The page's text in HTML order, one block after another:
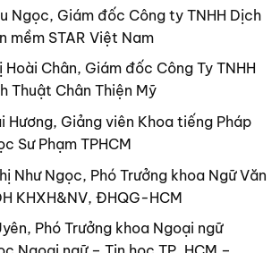
Ngọc, Giám đốc Công ty TNHH Dịch
mềm STAR Việt Nam
Hoài Chân, Giám đốc Công Ty TNHH
Thuật Chân Thiện Mỹ
Hương, Giảng viên Khoa tiếng Pháp
Sư Phạm TPHCM
Như Ngọc, Phó Trưởng khoa Ngữ Văn
KHXH&NV, ĐHQG-HCM
Phó Trưởng khoa Ngoại ngữ